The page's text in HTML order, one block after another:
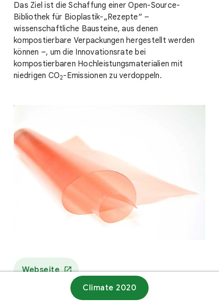
Das Ziel ist die Schaffung einer Open-Source-
Bibliothek für Bioplastik-„Rezepte“ –
wissenschaftliche Bausteine, aus denen
kompostierbare Verpackungen hergestellt werden
können –, um die Innovationsrate bei
kompostierbaren Hochleistungsmaterialien mit
niedrigen CO2-Emissionen zu verdoppeln.
Webseite
Climate 2020